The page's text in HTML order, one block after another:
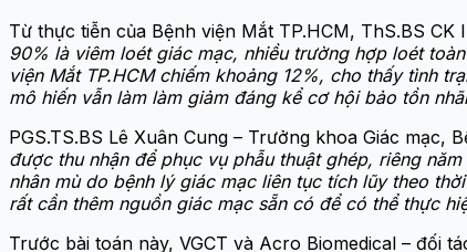
Từ thực tiễn của Bệnh viện Mắt TP.HCM, ThS.BS
90% là viêm loét giác mạc, nhiều trường hợp loét
viện Mắt TP.HCM chiếm khoảng 12%, cho thấy tình
mô hiến vẫn làm làm giảm đáng kể cơ hội bảo tồn
PGS.TS.BS Lê Xuân Cung – Trưởng khoa Giác mạc,
được thu nhận để phục vụ phẫu thuật ghép, riêng
nhân mù do bệnh lý giác mạc liên tục tích lũy theo
rất cần thêm nguồn giác mạc sẵn có để có thể thực
Trước bài toán này, VGCT và Acro Biomedical – đối